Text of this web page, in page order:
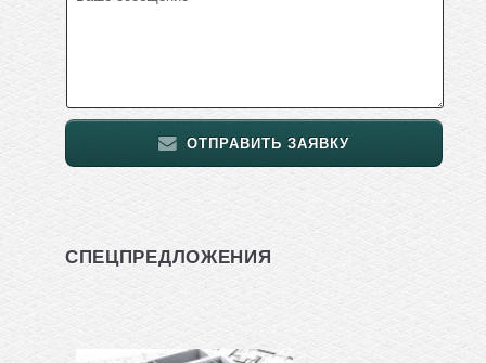
ОТПРАВИТЬ ЗАЯВКУ
СПЕЦПРЕДЛОЖЕНИЯ